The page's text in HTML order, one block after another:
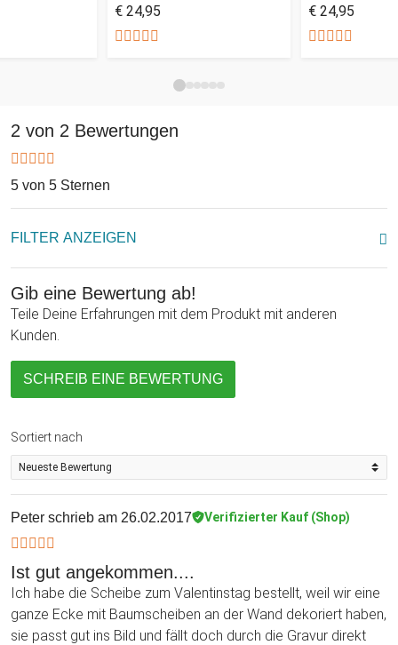
jeder Verliebte mögen wird. Mit der gravierten Baumscheibe
hältst Du die Namen der Verliebten für die Ewigkeit fest, was
Jahrestag oder Hochzeit macht. Ein Zeichen der Liebe in
€ 24,95 € 24,95
2 von 2 Bewertungen
5 von 5 Sternen
FILTER ANZEIGEN
Gib eine Bewertung ab!
Teile Deine Erfahrungen mit dem Produkt mit anderen
Kunden.
SCHREIB EINE BEWERTUNG
Sortiert nach
Peter schrieb am 26.02.2017 Verifizierter Kauf (Shop)
Ist gut angekommen....
Ich habe die Scheibe zum Valentinstag bestellt, weil wir eine
ganze Ecke mit Baumscheiben an der Wand dekoriert haben,
sie passt gut ins Bild und fällt doch durch die Gravur direkt